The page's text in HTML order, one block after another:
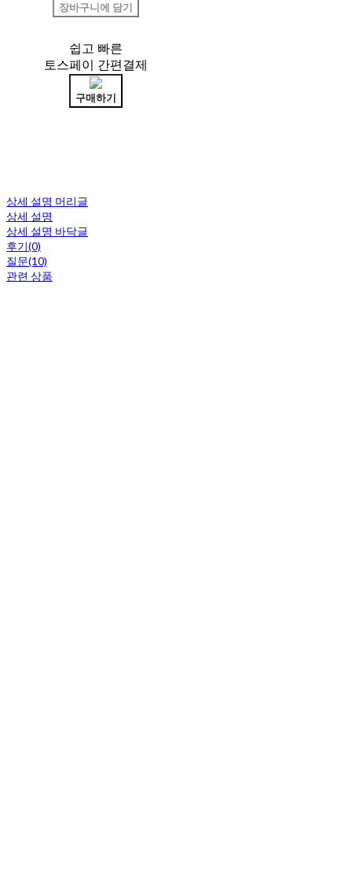
장바구니에 담기
쉽고 빠른
토스페이 간편결제
구매하기
상세 설명 머리글
상세 설명
상세 설명 바닥글
후기(0)
질문(10)
관련 상품